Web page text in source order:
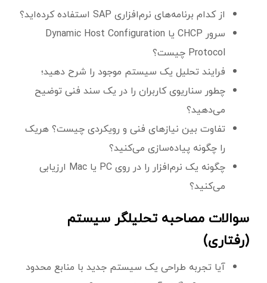
از کدام برنامه‌های نرم‌افزاری SAP استفاده کرده‌اید؟
سرور CHCP یا Dynamic Host Configuration
Protocol چیست؟
فرایند تحلیل یک سیستم موجود را شرح دهید؛
چطور سناریوی کاربران را در یک سند فنی توضیح
می‌دهید؟
تفاوت بین نیازهای فنی و رویکردی چیست؟ هریک
را چگونه پیاده‌سازی می‌کنید؟
چگونه یک نرم‌افزار را در روی PC یا Mac ارزیابی
می‌کنید؟
سوالات مصاحبه تحلیلگر سیستم
(رفتاری)
آیا تجربه طراحی یک سیستم جدید با منابع محدود